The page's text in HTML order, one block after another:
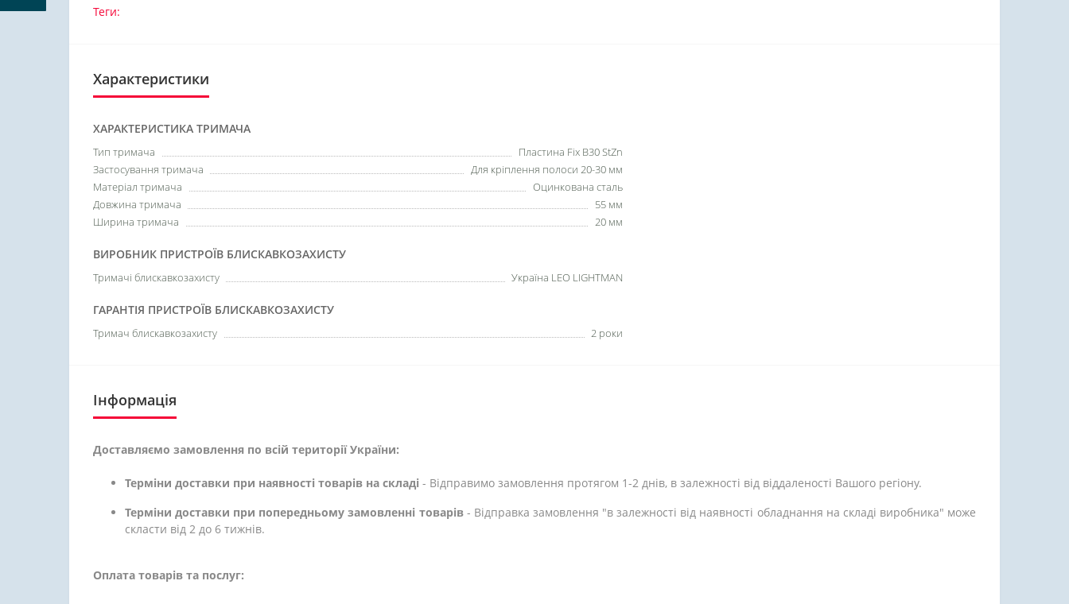
Теги:
Характеристики
ХАРАКТЕРИСТИКА ТРИМАЧА
Тип тримача
Пластина Fix B30 StZn
Застосування тримача
Для кріплення полоси 20-30 мм
Матеріал тримача
Оцинкована сталь
Довжина тримача
55 мм
Ширина тримача
20 мм
ВИРОБНИК ПРИСТРОЇВ БЛИСКАВКОЗАХИСТУ
Тримачі блискавкозахисту Україна LEO LIGHTMAN
ГАРАНТІЯ ПРИСТРОЇВ БЛИСКАВКОЗАХИСТУ
Тримач блискавкозахисту 2 роки
Інформація
Доставляємо замовлення по всій території України:
Терміни доставки при наявності товарів на складі - Відправимо замовлення протягом 1-2 днів, в залежності від віддаленості Вашого регіону.
Терміни доставки при попередньому замовленні товарів- Відправка замовлення "в залежності від наявності обладнання на складі виробника" може
скласти від 2 до 6 тижнів.
Оплата товарів та послуг: